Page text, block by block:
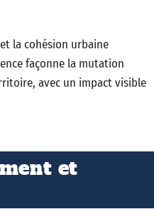
la cohésion urbaine
façonne la mutation
avec un impact visible
et